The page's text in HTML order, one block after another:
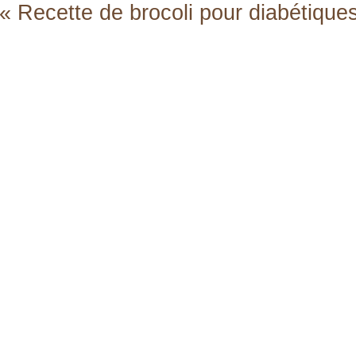
Recette de brocoli pour